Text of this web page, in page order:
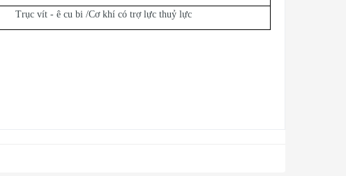
Trục vít - ê cu bi /Cơ khí có trợ lực thuỷ lực